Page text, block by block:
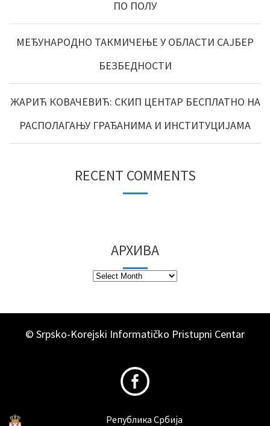
ПО ПОЛУ
МЕЂУНАРОДНО ТАКМИЧЕЊЕ У ОБЛАСТИ САЈБЕР
БЕЗБЕДНОСТИ
ЖАРИЋ КОВАЧЕВИЋ: СКИП ЦЕНТАР БЕСПЛАТНО НА
РАСПОЛАГАЊУ ГРАЂАНИМА И ИНСТИТУЦИЈАМА
RECENT COMMENTS
АРХИВА
© Srpsko-Korejski Informatičko Pristupni Centar
Република Србија